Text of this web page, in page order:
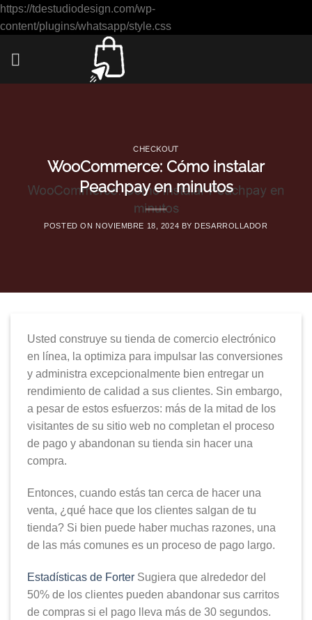
https://tdestudiodesign.com/wp-
content/plugins/whatsapp/style.cssSaltar
CHECKOUT
WooCommerce: Cómo instalar
Peachpay en minutos
POSTED ON NOVIEMBRE 18, 2024 BY DESARROLLADOR
Usted construye su tienda de comercio electrónico
en línea, la optimiza para impulsar las conversiones
y administra excepcionalmente bien entregar un
rendimiento de calidad a sus clientes. Sin embargo,
a pesar de estos esfuerzos: más de la mitad de los
visitantes de su sitio web no completan el proceso
de pago y abandonan su tienda sin hacer una
compra.
Entonces, cuando estás tan cerca de hacer una
venta, ¿qué hace que los clientes salgan de tu
tienda? Si bien puede haber muchas razones, una
de las más comunes es un proceso de pago largo.
Estadísticas de Forter Sugiera que alrededor del
50% de los clientes pueden abandonar sus carritos
de compras si el pago lleva más de 30 segundos.